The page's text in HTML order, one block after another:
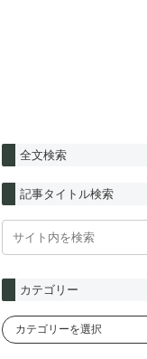
全文検索
記事タイトル検索
カテゴリー